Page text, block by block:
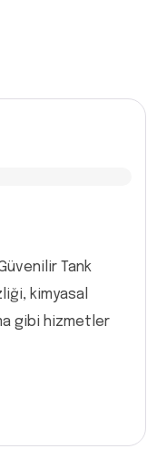
Tank
kimyasal
gibi hizmetler